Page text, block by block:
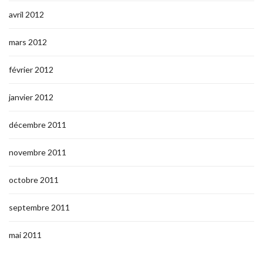
avril 2012
mars 2012
février 2012
janvier 2012
décembre 2011
novembre 2011
octobre 2011
septembre 2011
mai 2011